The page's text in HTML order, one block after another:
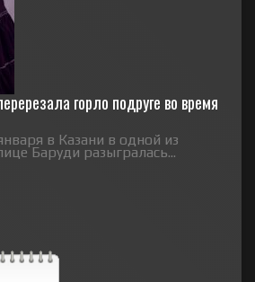
горло подруге во время
в Казани в одной из
Баруди разыгралась...